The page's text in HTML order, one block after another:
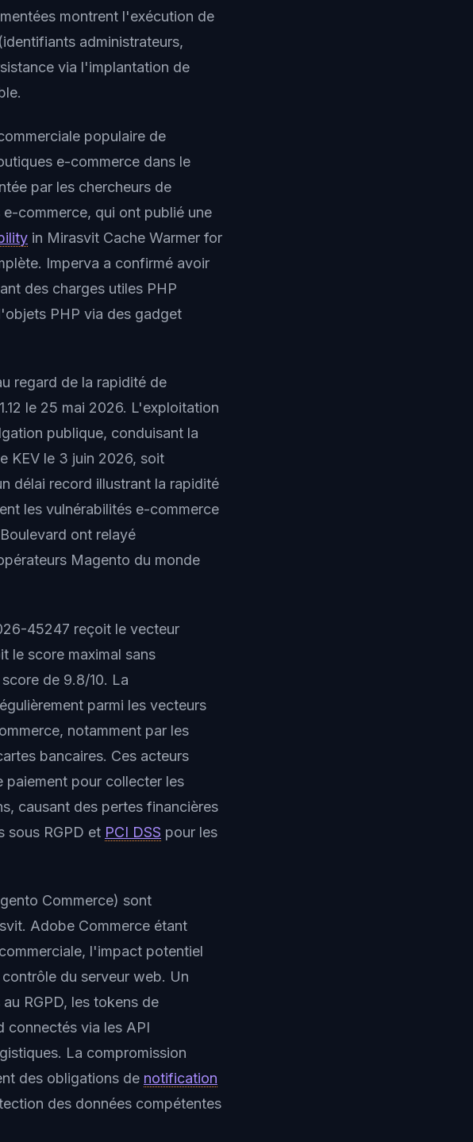
montrent l'exécution de
administrateurs,
via l'implantation de
populaire de
e-commerce dans le
par les chercheurs de
commerce, qui ont publié une
in Mirasvit Cache Warmer for
Imperva a confirmé avoir
des charges utiles PHP
PHP via des gadget
regard de la rapidité de
le 25 mai 2026. L'exploitation
publique, conduisant la
KEV le 3 juin 2026, soit
délai record illustrant la rapidité
les vulnérabilités e-commerce
ont relayé
Magento du monde
45247 reçoit le vecteur
le score maximal sans
de 9.8/10. La
parmi les vecteurs
notamment par les
bancaires. Ces acteurs
paiement pour collecter les
causant des pertes financières
sous RGPD et PCI DSS pour les
Commerce) sont
Adobe Commerce étant
l'impact potentiel
du serveur web. Un
RGPD, les tokens de
connectés via les API
La compromission
des obligations de notification
des données compétentes